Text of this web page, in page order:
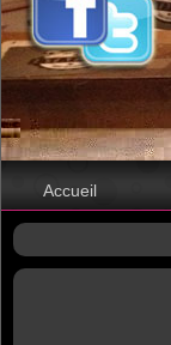
Accueil